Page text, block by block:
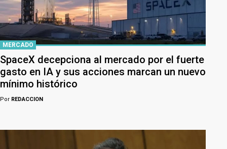
MERCADO
SpaceX decepciona al mercado por el fuerte
gasto en IA y sus acciones marcan un nuevo
mínimo histórico
Por REDACCION